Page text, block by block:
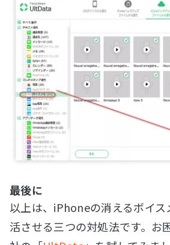
最後に
以上は、iPhoneの消えるボイス
活させる三つの対処法です。お